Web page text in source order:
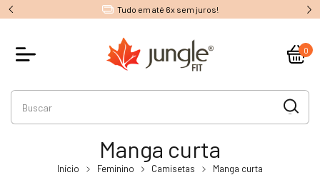
Tudo em até 6x sem juros!
0
Manga curta
Início Feminino Camisetas Manga curta